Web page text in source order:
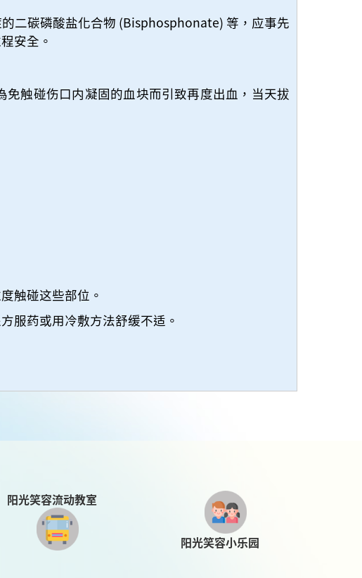
二碳磷酸盐化合物 (Bisphosphonate) 等，应事先
安全。
触碰伤口内凝固的血块而引致再度出血，当天拔
触碰这些部位。
服药或用冷敷方法舒缓不适。
阳光笑容流动教室
阳光笑容小乐园